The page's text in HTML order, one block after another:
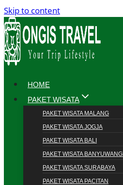
Skip to content
HOME
PAKET WISATA
PAKET WISATA MALANG
PAKET WISATA JOGJA
PAKET WISATA BALI
PAKET WISATA BANYUWANGI
PAKET WISATA SURABAYA
PAKET WISATA PACITAN